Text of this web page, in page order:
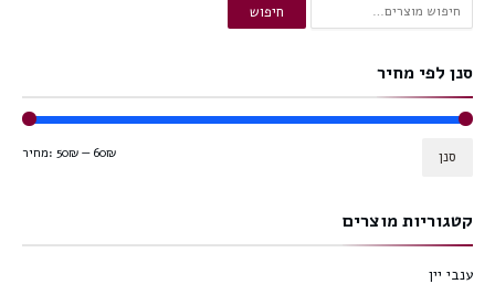
עבור:
חיפוש
סנן לפי מחיר
סנן מחיר: 50₪ — 60₪
קטגוריות מוצרים
ענבי יין